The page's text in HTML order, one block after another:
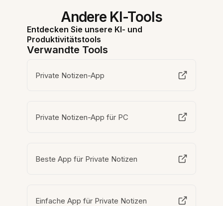
Andere KI-Tools
Entdecken Sie unsere KI- und
Produktivitätstools
Verwandte Tools
Private Notizen-App
Private Notizen-App für PC
Beste App für Private Notizen
Einfache App für Private Notizen